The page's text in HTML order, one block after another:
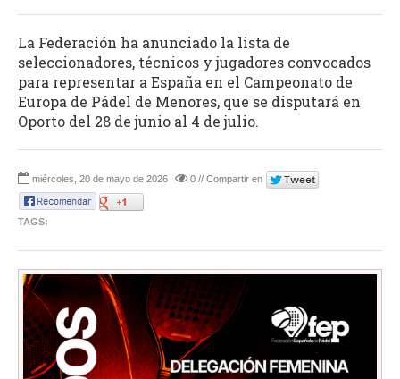
La Federación ha anunciado la lista de
seleccionadores, técnicos y jugadores convocados
para representar a España en el Campeonato de
Europa de Pádel de Menores, que se disputará en
Oporto del 28 de junio al 4 de julio.
miércoles, 20 de mayo de 2026 0 // Compartir en
TAGS: